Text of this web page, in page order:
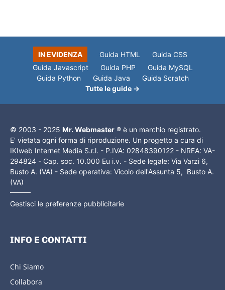
IN EVIDENZA Guida HTML
Guida CSS
Guida Javascript
Guida PHP
Guida MySQL
Guida Python
Guida Java
Guida Scratch
Tutte le guide →
© 2003 - 2025 Mr. Webmaster ® è un marchio registrato.
E' vietata ogni forma di riproduzione. Un progetto a cura di
IKIweb Internet Media S.r.l. - P.IVA: 02848390122 - NREA: VA-
294824 - Cap. soc. 10.000 Eu i.v. - Sede legale: Via Varzi 6,
Busto A. (VA) - Sede operativa: Vicolo dell'Assunta 5, Busto A.
(VA)
Gestisci le preferenze pubblicitarie
INFO E CONTATTI
Chi Siamo
Collabora